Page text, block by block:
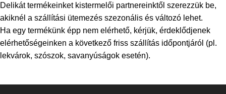
Delikát termékeinket kistermelői partnereinktől szerezzük be,
akiknél a szállítási ütemezés szezonális és változó lehet.
Ha egy termékünk épp nem elérhető, kérjük, érdeklődjenek
elérhetőségeinken a következő friss szállítás időpontjáról (pl.
lekvárok, szószok, savanyúságok esetén).